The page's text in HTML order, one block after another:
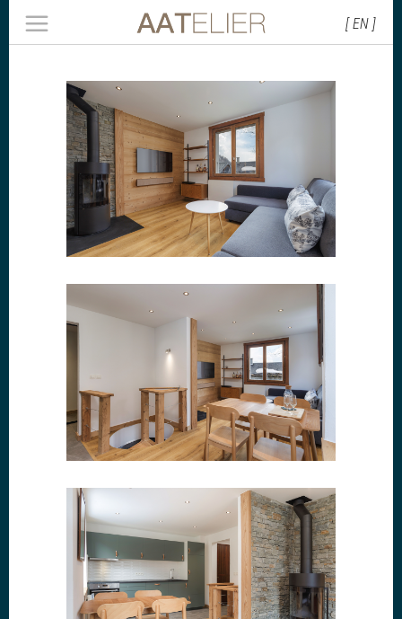
[ EN ]